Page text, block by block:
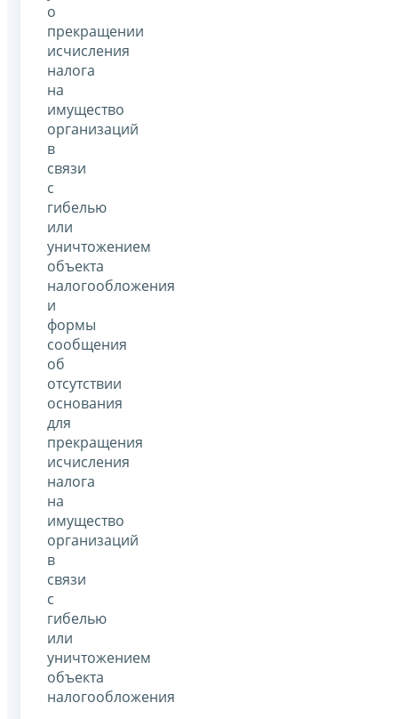
о
прекращении
исчисления
налога
на
имущество
организаций
в
связи
с
гибелью
или
уничтожением
объекта
налогообложения
и
формы
сообщения
об
отсутствии
основания
для
прекращения
исчисления
налога
на
имущество
организаций
в
связи
с
гибелью
или
уничтожением
объекта
налогообложения